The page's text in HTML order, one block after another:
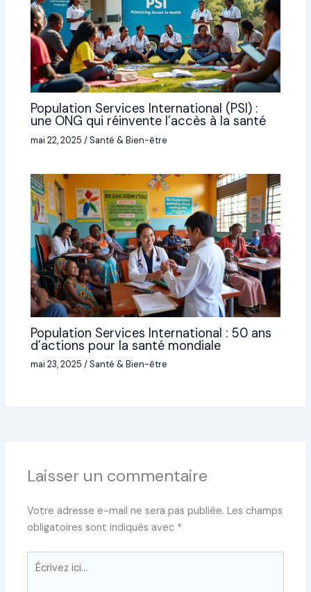
Population Services International (PSI) :
une ONG qui réinvente l’accès à la santé
mai 22, 2025/Santé & Bien-être
Population Services International : 50 ans
d’actions pour la santé mondiale
mai 23, 2025/Santé & Bien-être
Laisser un commentaire
Votre adresse e-mail ne sera pas publiée. Les champs
obligatoires sont indiqués avec *
Écrivez